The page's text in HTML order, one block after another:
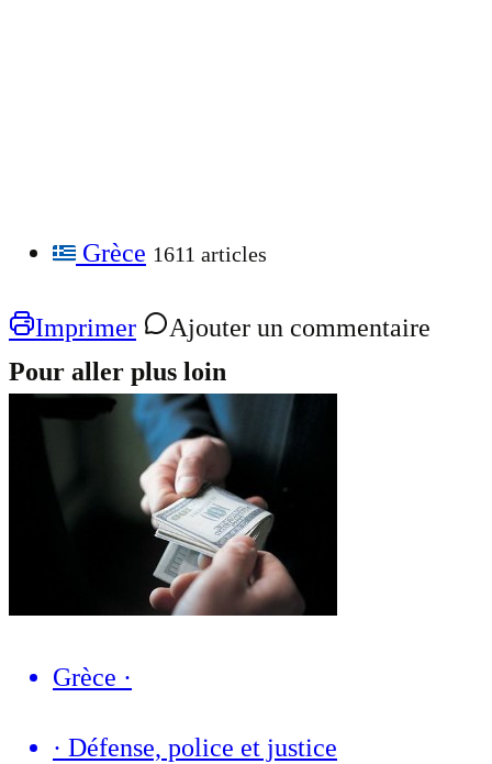
Grèce 1611 articles
Imprimer
Ajouter un commentaire
Pour aller plus loin
Grèce ·
· Défense, police et justice